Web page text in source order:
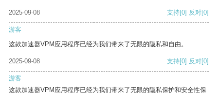
2025-09-08 支持[0] 反对[0]
游客
这款加速器VPM应用程序已经为我们带来了无限的隐私和自由。
2025-09-08 支持[0] 反对[0]
游客
这款加速器VPM应用程序已经为我们带来了无限的隐私保护和安全性保